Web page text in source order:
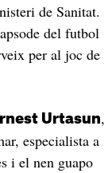
de Sanitat.
del futbol
per al joc de
Urtasun,
especialista a
i el nen guapo